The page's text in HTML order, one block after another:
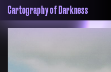
Cartography of Darkness